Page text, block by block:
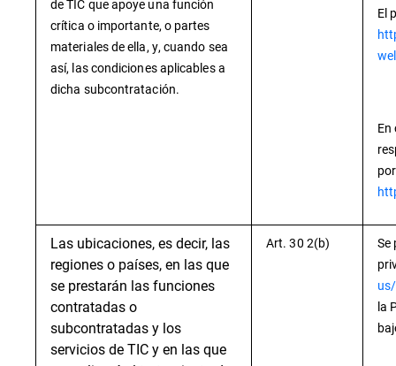
de TIC que apoye una función
crítica o importante, o partes
materiales de ella, y, cuando sea
así, las condiciones aplicables a
dicha subcontratación.
El
Las ubicaciones, es decir, las
regiones o países, en las que
se prestarán las funciones
contratadas o
subcontratadas y los
servicios de TIC y en las que
Art. 30 2(b)
Se
la